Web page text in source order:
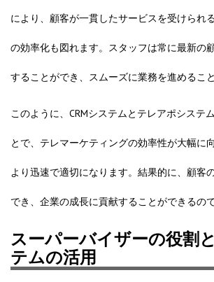
により、顧客が一貫したサービスを受けられ
の効率化も図れます。スタッフは常に最新の
することができ、スムーズに業務を進めるこ
このように、CRMシステムとテレアポシステ
とで、テレマーケティングの効率性が大幅に
より迅速で適切になります。結果的に、顧客
でき、企業の成長に貢献することができるので
スーパーバイザーの役割
テムの活用